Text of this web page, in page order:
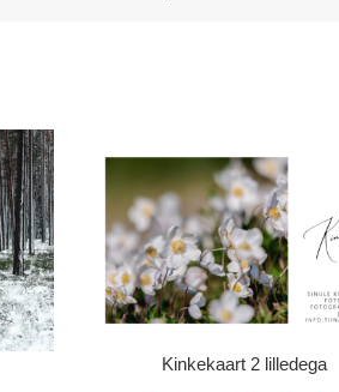
LISA KORVIKinkekaart 2 lilledega